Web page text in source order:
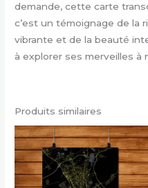
demande, cette carte
c’est un témoignage de la
vibrante et de la beauté
à explorer ses merveilles à
Produits similaires